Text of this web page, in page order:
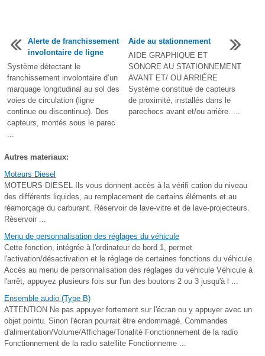
Alerte de franchissement
involontaire de ligne
Système détectant le
franchissement involontaire d’un
marquage longitudinal au sol des
voies de circulation (ligne
continue ou discontinue). Des
capteurs, montés sous le parec
Aide au stationnement
AIDE GRAPHIQUE ET
SONORE AU STATIONNEMENT
AVANT ET/ OU ARRIÈRE
Système constitué de capteurs
de proximité, installés dans le
parechocs avant et/ou arrière. ...
Autres materiaux:
Moteurs Diesel
MOTEURS DIESEL Ils vous donnent accès à la vérifi cation du niveau
des différents liquides, au remplacement de certains éléments et au
réamorçage du carburant. Réservoir de lave-vitre et de lave-projecteurs.
Réservoir ...
Menu de personnalisation des réglages du véhicule
Cette fonction, intégrée à l'ordinateur de bord 1, permet
l'activation/désactivation et le réglage de certaines fonctions du véhicule.
Accès au menu de personnalisation des réglages du véhicule Véhicule à
l'arrêt, appuyez plusieurs fois sur l'un des boutons 2 ou 3 jusqu'à l ...
Ensemble audio (Type B)
ATTENTION Ne pas appuyer fortement sur l'écran ou y appuyer avec un
objet pointu. Sinon l'écran pourrait être endommagé. Commandes
d'alimentation/Volume/Affichage/Tonalité Fonctionnement de la radio
Fonctionnement de la radio satellite Fonctionneme ...